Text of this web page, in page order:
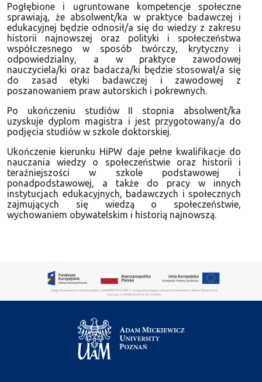
Pogłębione i ugruntowane kompetencje społeczne
sprawiają, że absolwent/ka w praktyce badawczej i
edukacyjnej będzie odnosił/a się do wiedzy z zakresu
historii najnowszej oraz polityki i społeczeństwa
współczesnego w sposób twórczy, krytyczny i
odpowiedzialny, a w praktyce zawodowej
nauczyciela/ki oraz badacza/ki będzie stosował/a się
do zasad etyki badawczej i zawodowej z
poszanowaniem praw autorskich i pokrewnych.
Po ukończeniu studiów II stopnia absolwent/ka
uzyskuje dyplom magistra i jest przygotowany/a do
podjęcia studiów w szkole doktorskiej.
Ukończenie kierunku HiPW daje pełne kwalifikacje do
nauczania wiedzy o społeczeństwie oraz historii i
teraźniejszości w szkole podstawowej i
ponadpodstawowej, a także do pracy w innych
instytucjach edukacyjnych, badawczych i społecznych
zajmujących się wiedzą o społeczeństwie,
wychowaniem obywatelskim i historią najnowszą.